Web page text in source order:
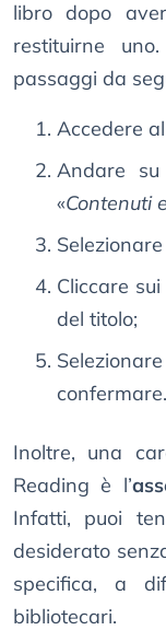
libro dopo
restituirne
passaggi da
Accedere
Andare
«Contenuti
Cliccare
del titolo;
confermare.
Inoltre, una
Reading è l’
Infatti, puoi
desiderato
specifica, a
bibliotecari.